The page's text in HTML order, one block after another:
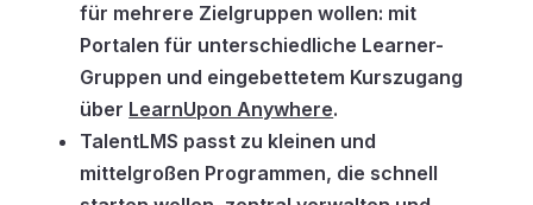
für mehrere Zielgruppen wollen: mit
Portalen für unterschiedliche Learner-
Gruppen und eingebettetem Kurszugang
über LearnUpon Anywhere.
TalentLMS passt zu kleinen und
mittelgroßen Programmen, die schnell